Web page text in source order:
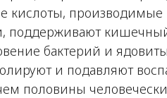
кислоты,
бактерий и
и подавляют
половины